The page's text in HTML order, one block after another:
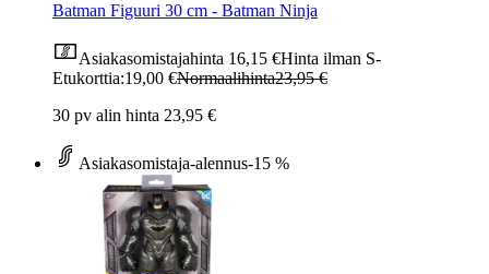
Batman Figuuri 30 cm - Batman Ninja
Asiakasomistajahinta 16,15 €Hinta ilman S-
Etukorttia:19,00 €Normaalihinta23,95 €
30 pv alin hinta 23,95 €
Asiakasomistaja-alennus-15 %